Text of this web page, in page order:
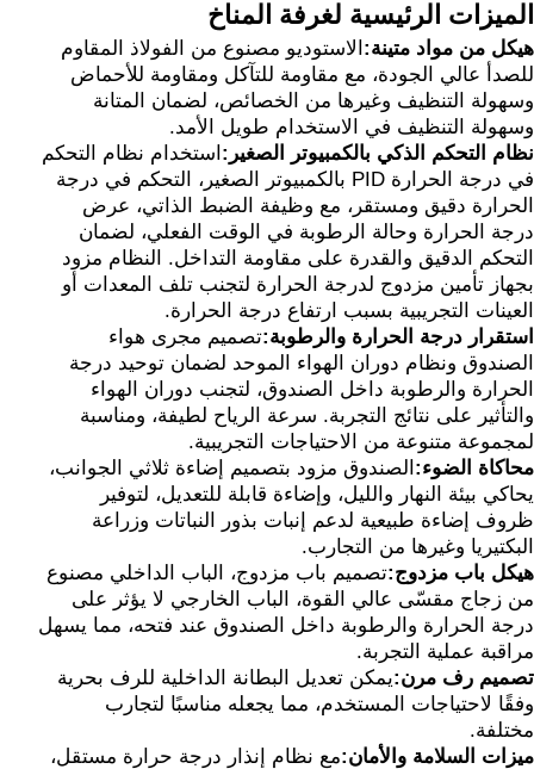
الميزات الرئيسية لغرفة المناخ
هيكل من مواد متينة: الاستوديو مصنوع من الفولاذ المقاوم
للصدأ عالي الجودة، مع مقاومة للتآكل ومقاومة للأحماض
وسهولة التنظيف وغيرها من الخصائص، لضمان المتانة
وسهولة التنظيف في الاستخدام طويل الأمد.
نظام التحكم الذكي بالكمبيوتر الصغير: استخدام نظام التحكم
في درجة الحرارة PID بالكمبيوتر الصغير، التحكم في درجة
الحرارة دقيق ومستقر، مع وظيفة الضبط الذاتي، عرض
درجة الحرارة وحالة الرطوبة في الوقت الفعلي، لضمان
التحكم الدقيق والقدرة على مقاومة التداخل. النظام مزود
بجهاز تأمين مزدوج لدرجة الحرارة لتجنب تلف المعدات أو
العينات التجريبية بسبب ارتفاع درجة الحرارة.
استقرار درجة الحرارة والرطوبة:تصميم مجرى هواء
الصندوق ونظام دوران الهواء الموحد لضمان توحيد درجة
الحرارة والرطوبة داخل الصندوق، لتجنب دوران الهواء
والتأثير على نتائج التجربة. سرعة الرياح لطيفة، ومناسبة
لمجموعة متنوعة من الاحتياجات التجريبية.
محاكاة الضوء: الصندوق مزود بتصميم إضاءة ثلاثي الجوانب،
يحاكي بيئة النهار والليل، وإضاءة قابلة للتعديل، لتوفير
ظروف إضاءة طبيعية لدعم إنبات بذور النباتات وزراعة
البكتيريا وغيرها من التجارب.
هيكل باب مزدوج:تصميم باب مزدوج، الباب الداخلي مصنوع
من زجاج مقسّى عالي القوة، الباب الخارجي لا يؤثر على
درجة الحرارة والرطوبة داخل الصندوق عند فتحه، مما يسهل
مراقبة عملية التجربة.
تصميم رف مرن:يمكن تعديل البطانة الداخلية للرف بحرية
وفقًا لاحتياجات المستخدم، مما يجعله مناسبًا لتجارب
مختلفة.
ميزات السلامة والأمان:مع نظام إنذار درجة حرارة مستقل،